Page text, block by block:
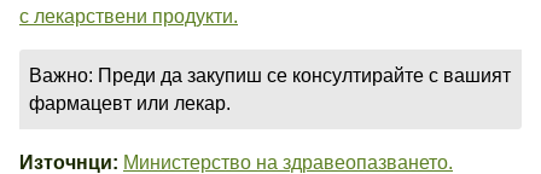
с лекарствени продукти.
Важно: Преди да закупиш се консултирайте с вашият
фармацевт или лекар.
Източнци: Министерство на здравеопазването.